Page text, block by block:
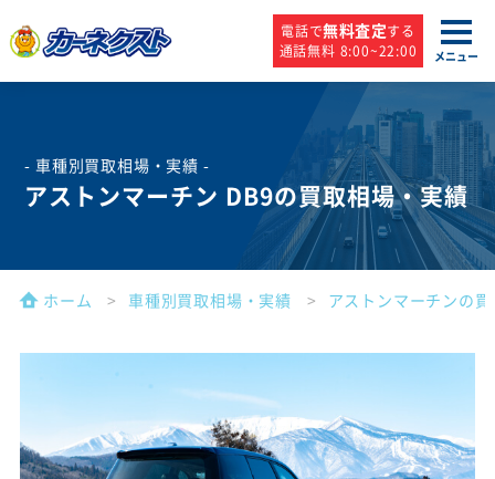
電話で無料査定する
通話無料 8:00~22:00
メニュー
- 車種別買取相場・実績 -
アストンマーチン DB9の買取相場・実績
ホーム 車種別買取相場・実績 アストンマーチンの